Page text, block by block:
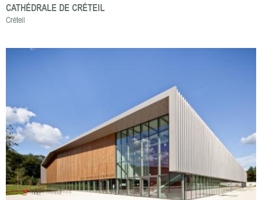
CATHÉDRALE DE CRÉTEIL
Créteil